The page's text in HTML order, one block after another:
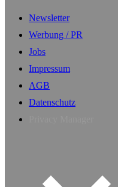
Newsletter
Werbung / PR
Jobs
Impressum
AGB
Datenschutz